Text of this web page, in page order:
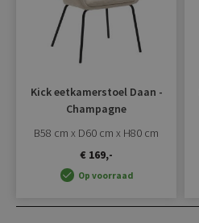
Kick eetkamerstoel Daan -
Champagne
B58 cm x D60 cm x H80 cm
€ 169,-
Op voorraad